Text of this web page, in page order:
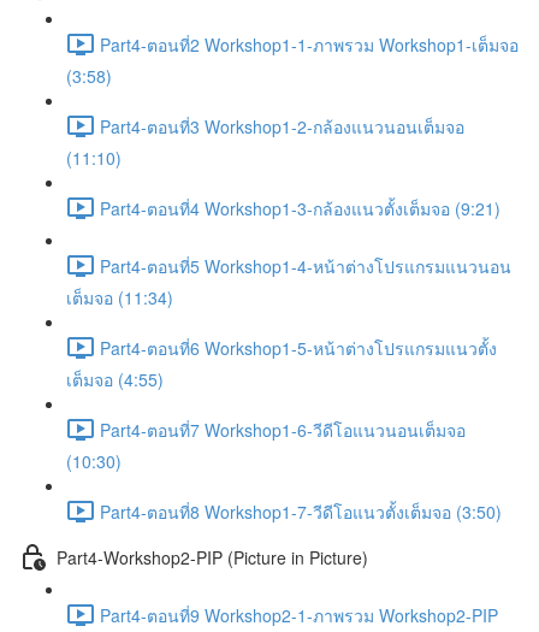
Part4-ตอนที่2 Workshop1-1-ภาพรวม Workshop1-เต็มจอ
(3:58)
Part4-ตอนที่3 Workshop1-2-กล้องแนวนอนเต็มจอ
(11:10)
Part4-ตอนที่4 Workshop1-3-กล้องแนวตั้งเต็มจอ (9:21)
Part4-ตอนที่5 Workshop1-4-หน้าต่างโปรแกรมแนวนอน
เต็มจอ (11:34)
Part4-ตอนที่6 Workshop1-5-หน้าต่างโปรแกรมแนวตั้ง
เต็มจอ (4:55)
Part4-ตอนที่7 Workshop1-6-วีดีโอแนวนอนเต็มจอ
(10:30)
Part4-ตอนที่8 Workshop1-7-วีดีโอแนวตั้งเต็มจอ (3:50)
Part4-Workshop2-PIP (Picture in Picture)
Part4-ตอนที่9 Workshop2-1-ภาพรวม Workshop2-PIP